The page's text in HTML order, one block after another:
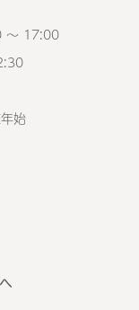
～ 17:00
始